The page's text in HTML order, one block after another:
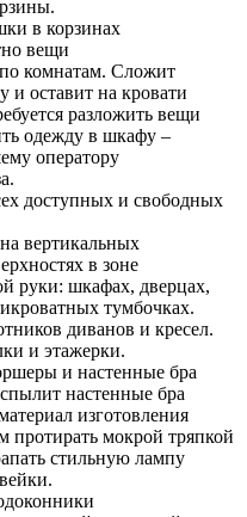
в корзинах
вещи
комнатам. Сложит
и оставит на кровати
разложить вещи
одежду в шкафу –
оператору
доступных и свободных
вертикальных
в зоне
руки: шкафах, дверцах,
тумбочках.
диванов и кресел.
и этажерки.
и настенные бра
настенные бра
изготовления
протирать мокрой тряпкой
стильную лампу